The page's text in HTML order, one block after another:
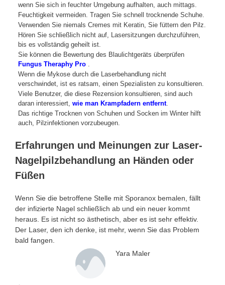
wenn Sie sich in feuchter Umgebung aufhalten, auch mittags.
Feuchtigkeit vermeiden. Tragen Sie schnell trocknende Schuhe.
Verwenden Sie niemals Cremes mit Keratin, Sie füttern den Pilz.
Hören Sie schließlich nicht auf, Lasersitzungen durchzuführen,
bis es vollständig geheilt ist.
Sie können die Bewertung des Blaulichtgeräts überprüfen
Fungus Theraphy Pro .
Wenn die Mykose durch die Laserbehandlung nicht
verschwindet, ist es ratsam, einen Spezialisten zu konsultieren.
Viele Benutzer, die diese Rezension konsultieren, sind auch
daran interessiert, wie man Krampfadern entfernt.
Das richtige Trocknen von Schuhen und Socken im Winter hilft
auch, Pilzinfektionen vorzubeugen.
Erfahrungen und Meinungen zur Laser-
Nagelpilzbehandlung an Händen oder
Füßen
Wenn Sie die betroffene Stelle mit Sporanox bemalen, fällt
der infizierte Nagel schließlich ab und ein neuer kommt
heraus. Es ist nicht so ästhetisch, aber es ist sehr effektiv.
Der Laser, den ich denke, ist mehr, wenn Sie das Problem
bald fangen.
Yara Maler